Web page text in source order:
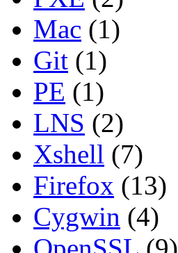
Mac (1)
Git (1)
PE (1)
LNS (2)
Xshell (7)
Firefox (13)
Cygwin (4)